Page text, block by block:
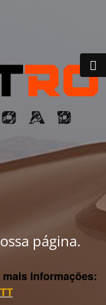
página.
informações: